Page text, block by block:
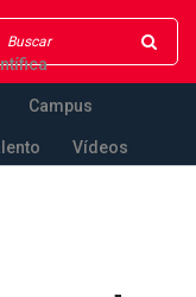
Campus
Vídeos